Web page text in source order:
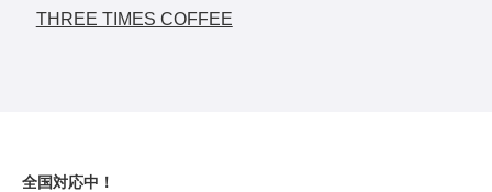
THREE TIMES COFFEE‎
全国対応中！